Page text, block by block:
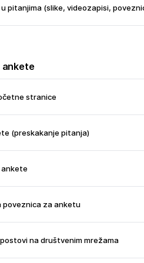
pitanjima (slike, videozapisi,
ankete
stranice
(preskakanje pitanja)
poveznica za anketu
na društvenim mrežama